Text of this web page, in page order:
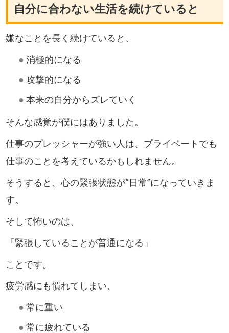
自分に合わない生活を続けていると
嫌なことを長く続けていると、
● 消極的になる
● 攻撃的になる
● 本来の自分からズレていく
そんな感覚が僕にはありました。
仕事のプレッシャーが強い人は、プライベートでも
仕事のことを考えているかもしれません。
そうすると、心の緊張状態が“日常”になっていきま
す。
そして怖いのは、
「緊張していることが普通になる」
ことです。
疲労感にも慣れてしまい、
● 常に重い
● 常に疲れている